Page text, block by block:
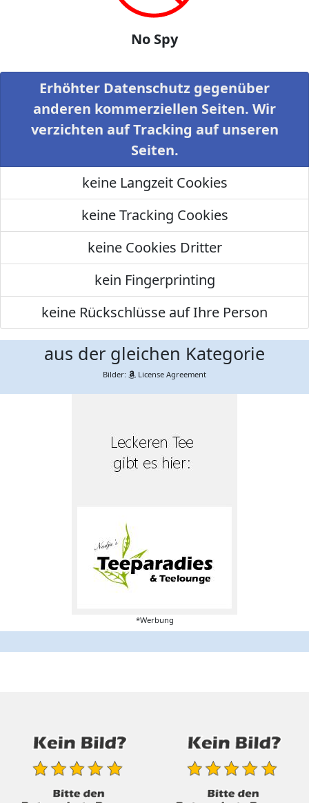
No Spy
Erhöhter Datenschutz gegenüber
anderen kommerziellen Seiten. Wir
verzichten auf Tracking auf unseren
Seiten.
keine Langzeit Cookies
keine Tracking Cookies
keine Cookies Dritter
kein Fingerprinting
keine Rückschlüsse auf Ihre Person
aus der gleichen Kategorie
Bilder: License Agreement
*Werbung